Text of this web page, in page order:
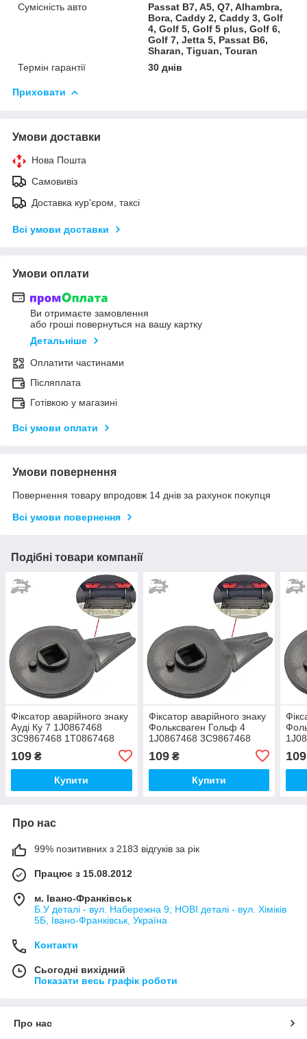
Сумісність авто
Passat B7, A5, Q7, Alhambra,
Bora, Caddy 2, Caddy 3, Golf
4, Golf 5, Golf 5 plus, Golf 6,
Golf 7, Jetta 5, Passat B6,
Sharan, Tiguan, Touran
Термін гарантії
30 днів
Приховати
Умови доставки
Нова Пошта
Самовивіз
Доставка кур'єром, таксі
Всі умови доставки
Умови оплати
Ви отримаєте замовлення
або гроші повернуться на вашу картку
Детальніше
Оплатити частинами
Післяплата
Готівкою у магазині
Всі умови оплати
Умови повернення
Повернення товару впродовж 14 днів за рахунок покупця
Всі умови повернення
Подібні товари компанії
Фіксатор аварійного знаку
Ауді Ку 7 1J0867468
3C9867468 1T0867468
109 ₴
Купити
Фіксатор аварійного знаку
Фольксваген Гольф 4
1J0867468 3C9867468
1T0867468 1J0867468B41
109₴
Купити
109
Про нас
99% позитивних з 2183 відгуків за рік
Працює з 15.08.2012
м. Івано-Франківськ
Б.У деталі - вул. Набережна 9; НОВІ деталі - вул. Хіміків
5Б, Івано-Франківськ, Україна
Контакти
Сьогодні вихідний
Показати весь графік роботи
Про нас